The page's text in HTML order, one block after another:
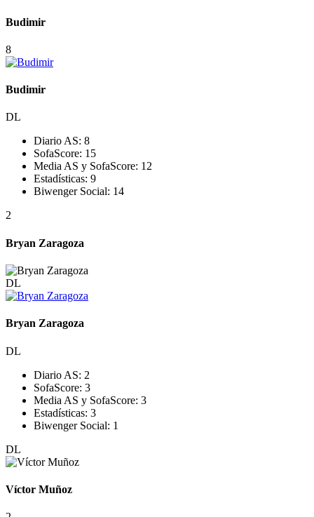
Budimir
8
Budimir
DL
Diario AS: 8
SofaScore: 15
Media AS y SofaScore: 12
Estadísticas: 9
Biwenger Social: 14
2
Bryan Zaragoza
DL
Bryan Zaragoza
DL
Diario AS: 2
SofaScore: 3
Media AS y SofaScore: 3
Estadísticas: 3
Biwenger Social: 1
DL
Víctor Muñoz